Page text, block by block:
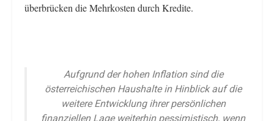
überbrücken die Mehrkosten durch Kredite.
Aufgrund der hohen Inflation sind die
österreichischen Haushalte in Hinblick auf die
weitere Entwicklung ihrer persönlichen